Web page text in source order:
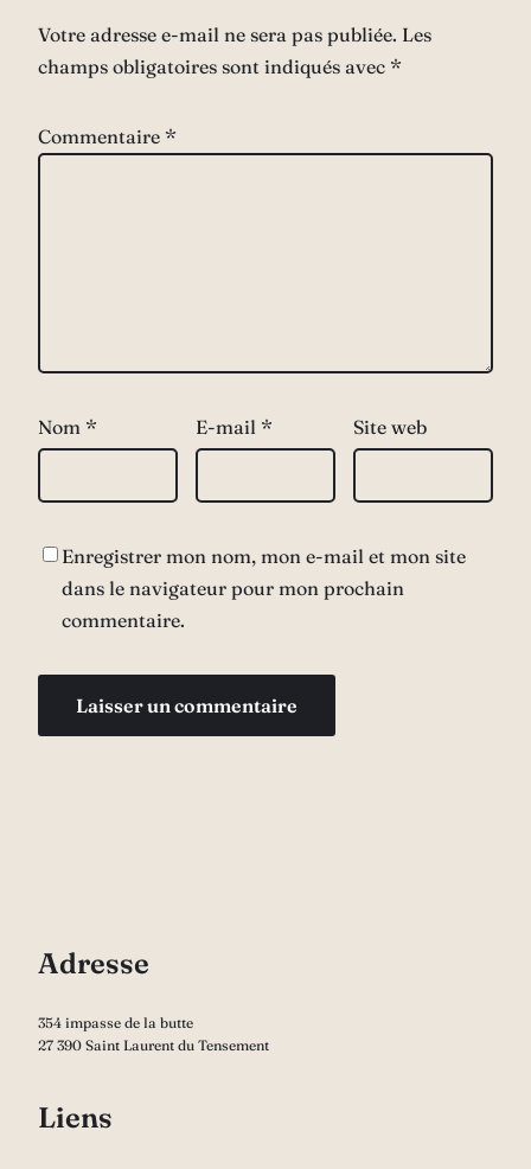
Votre adresse e-mail ne sera pas publiée. Les
champs obligatoires sont indiqués avec *
Commentaire *
Nom * E-mail * Site web
Enregistrer mon nom, mon e-mail et mon site
dans le navigateur pour mon prochain
commentaire.
Adresse
354 impasse de la butte
27 390 Saint Laurent du Tensement
Liens